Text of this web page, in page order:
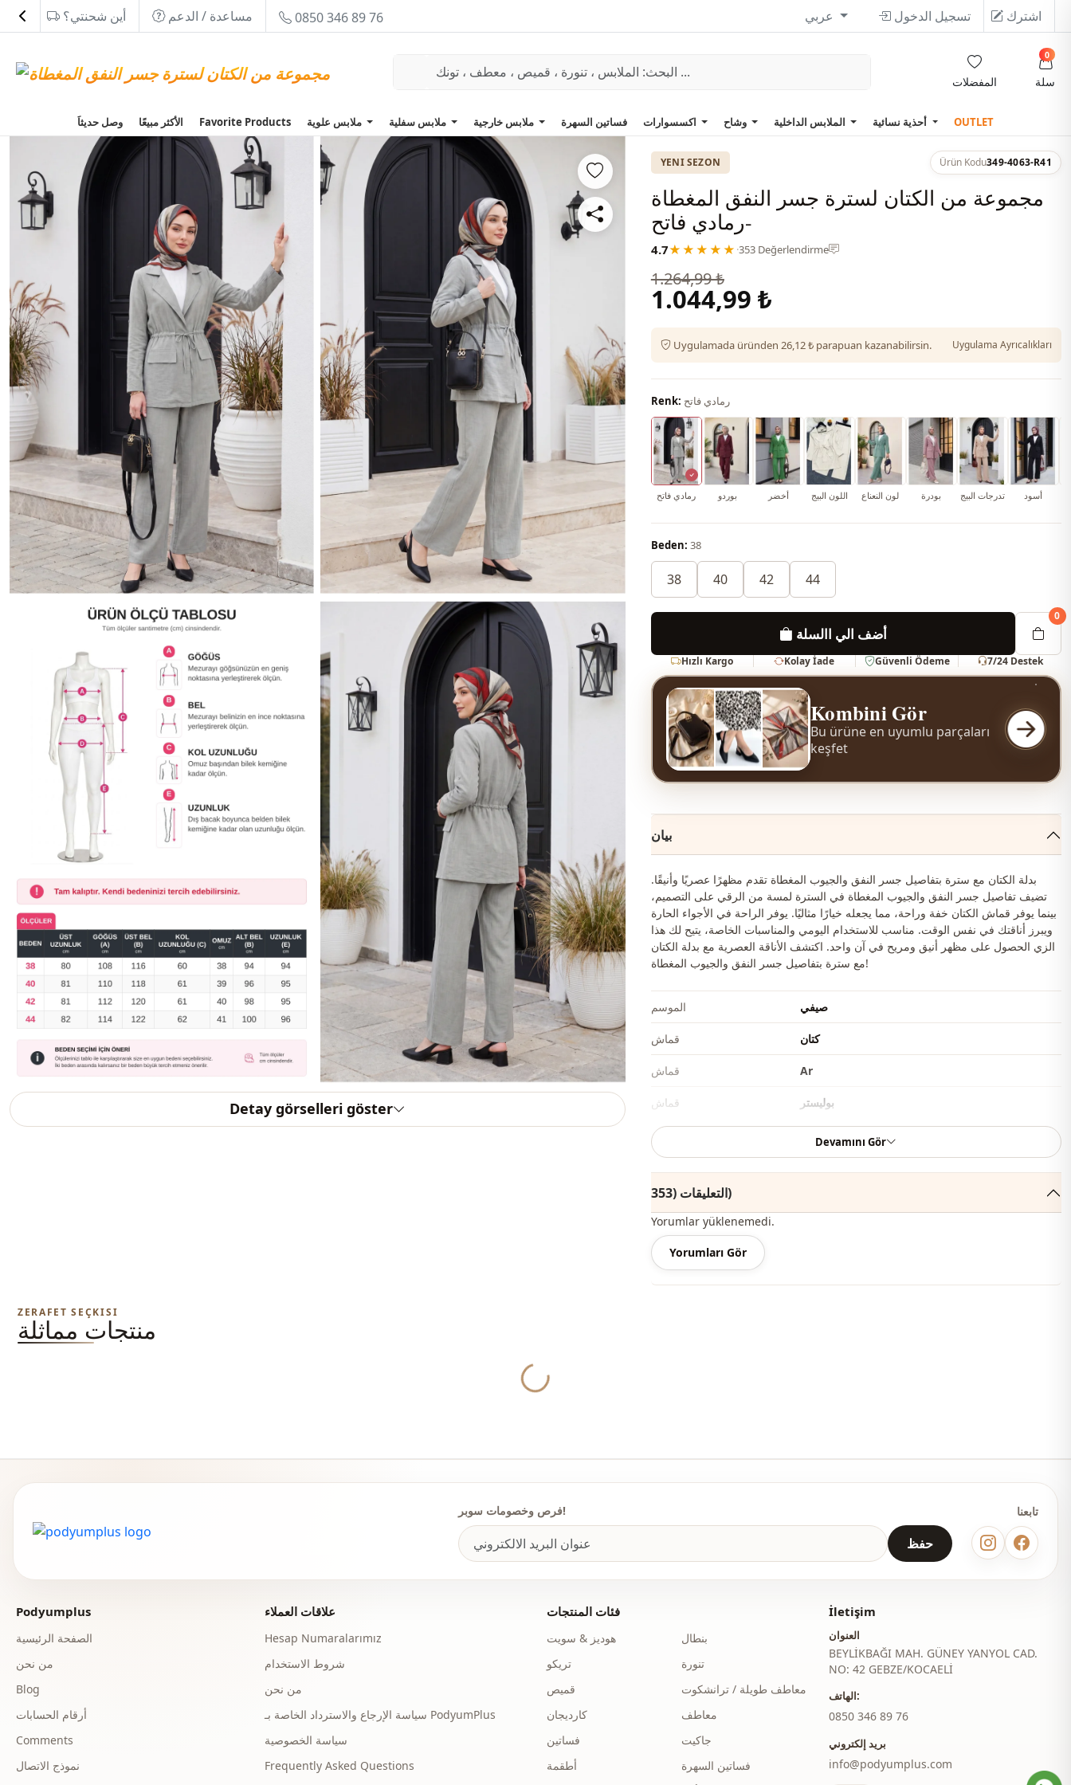
أين شحنتي؟ مساعدة / الدعم 0850 346 89 76 تسجيل الدخول اشترك
المفضلات سلة
0
وصل حديثاَ الأكثر مبيعًا Favorite Products ملابس علوية ملابس سفلية ملابس خارجية فساتين السهرة OUTLET
Detay görselleri göster
YENI SEZON Ürün Kodu349-4063-R41
مجموعة من الكتان لسترة جسر النفق المغطاة
-رمادي فاتح
4.7★★★★★ ·353 Değerlendirme
1.264,99 ₺
1.044,99 ₺
Uygulamada üründen 26,12 ₺ parapuan kazanabilirsin. Uygulama Ayrıcalıkları
Renk: رمادي فاتح
رمادي فاتح بوردو أخضر اللون البيج لون النعناع بودرة تدرجات البيج أسود
Beden: 38
38 40 42 44
أضف الي االسلة
0
Hızlı Kargo Kolay İade Güvenli Ödeme 7/24 Destek
Kombini Gör
Bu ürüne en uyumlu parçaları
keşfet
بيان
بدلة الكتان مع سترة بتفاصيل جسر النفق والجيوب المغطاة تقدم مظهرًا عصريًا وأنيقًا.
تضيف تفاصيل جسر النفق والجيوب المغطاة في السترة لمسة من الرقي على التصميم،
بينما يوفر قماش الكتان خفة وراحة، مما يجعله خيارًا مثاليًا. يوفر الراحة في الأجواء الحارة
ويبرز أناقتك في نفس الوقت. مناسب للاستخدام اليومي والمناسبات الخاصة، يتيح لك هذا
الزي الحصول على مظهر أنيق ومريح في آن واحد. اكتشف الأناقة العصرية مع بدلة الكتان
مع سترة بتفاصيل جسر النفق والجيوب المغطاة!
الموسم صيفي
قماش كتان
قماش Ar
قماش بوليستر
الفئة طقم
الطول
الأناقة
نوع النسيج
الخصر خصر مطاطي
تفاصيل بجيب
الاستخدام
Devamını Gör
التعليقات (353)
Yorumlar yüklenemedi.
Yorumları Gör
ZERAFET SEÇKISI
منتجات مماثلة
Yukleniyor...
فرص وخصومات سوبر!
حفظ
تابعنا
Podyumplus
الصفحة الرئيسية
من نحن
Blog
أرقام الحسابات
Comments
نموذج الاتصال
علاقات العملاء
Hesap Numaralarımız
شروط الاستخدام
من نحن
سياسة الإرجاع والاسترداد الخاصة بـ PodyumPlus
سياسة الخصوصية
Frequently Asked Questions
فئات المنتجات
هوديز & سويت
تريكو
قميص
كارديجان
فساتين
أطقمة
بنطال
تنورة
معاطف طويلة / ترانشكوت
معاطف
جاكيت
فساتين السهرة
İletişim
العنوان
BEYLİKBAĞI MAH. GÜNEY YANYOL CAD.
NO: 42 GEBZE/KOCAELİ
الهاتف:
‎0850 346 89 76
بريد إلكتروني
info@podyumplus.com